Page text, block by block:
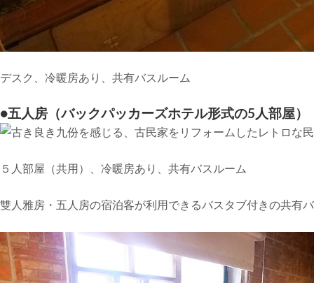
デスク、冷暖房あり、共有バスルーム
●五人房（バックパッカーズホテル形式の5人部屋）
５人部屋（共用）、冷暖房あり、共有バスルーム
雙人雅房・五人房の宿泊客が利用できるバスタブ付きの共有